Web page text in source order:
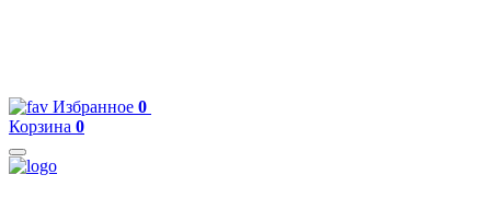
Избранное 0
Корзина 0